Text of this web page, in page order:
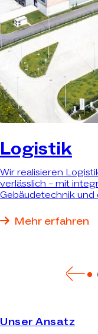
Logistik
Wir realisieren
verlässlich – mit
Gebäudetechnik und
realisieren wir genau
bestmöglich erfüllt.
Mehr erfahren
Unser Ansatz